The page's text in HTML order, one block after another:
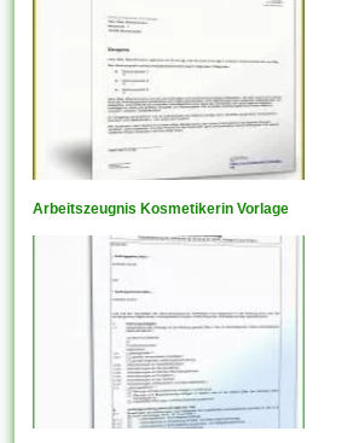
Arbeitszeugnis Kosmetikerin Vorlage